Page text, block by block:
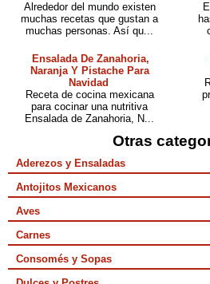
Alrededor del mundo existen
muchas recetas que gustan a
muchas personas. Así qu...
Ensalada De Zanahoria,
Naranja Y Pistache Para
Navidad
Receta de cocina mexicana
para cocinar una nutritiva
Ensalada de Zanahoria, N...
Otras
Aderezos y Ensaladas
Antojitos Mexicanos
Aves
Carnes
Consomés y Sopas